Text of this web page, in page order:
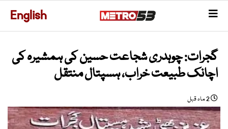
English
گجرات: چوہدری شجاعت حسین کی ہمشیرہ کی
اچانک طبیعت خراب، ہسپتال منتقل
2 ماہ قبل